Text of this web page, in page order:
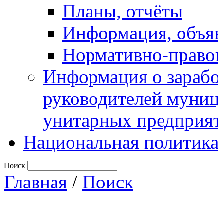
Планы, отчёты
Информация,
Нормативно-
Информация о
руководителей
унитарных
Национальная политика
Поиск
Главная / Поиск